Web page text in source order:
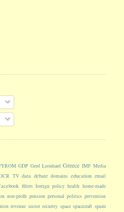
GDP Gerd Leonhard Greece IMF Media
TV data debate domains education email
filters foreign policy health home-made
non-profit pension personal politics prevention
revenue sector security space spacecraft spam